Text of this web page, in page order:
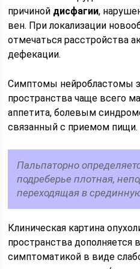
причиной дисфагии,
вен. При локализации
отмечаться расстройства
дефекации.
Симптомы нейробластомы
пространства чаще всего
аппетита, болевым
связанный с приемом пищи.
Пальпаторно
подреберье плотная,
переходящая в
Клиническая картина
пространства
симптоматикой в виде